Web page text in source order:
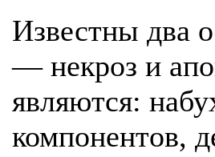
Известны два
— некроз и
являются:
компонентов,